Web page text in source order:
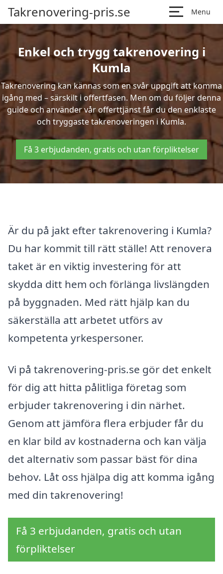
Takrenovering-pris.se Menu
Enkel och trygg takrenovering i
Kumla
Takrenovering kan kännas som en svår uppgift att komma
igång med – särskilt i offertfasen. Men om du följer denna
guide och använder vår offerttjänst får du den enklaste
och tryggaste takrenoveringen i Kumla.
Få 3 erbjudanden, gratis och utan förpliktelser
Är du på jakt efter takrenovering i Kumla?
Du har kommit till rätt ställe! Att renovera
taket är en viktig investering för att
skydda ditt hem och förlänga livslängden
på byggnaden. Med rätt hjälp kan du
säkerställa att arbetet utförs av
kompetenta yrkespersoner.
Vi på takrenovering-pris.se gör det enkelt
för dig att hitta pålitliga företag som
erbjuder takrenovering i din närhet.
Genom att jämföra flera erbjuder får du
en klar bild av kostnaderna och kan välja
det alternativ som passar bäst för dina
behov. Låt oss hjälpa dig att komma igång
med din takrenovering!
Få 3 erbjudanden, gratis och utan
förpliktelser